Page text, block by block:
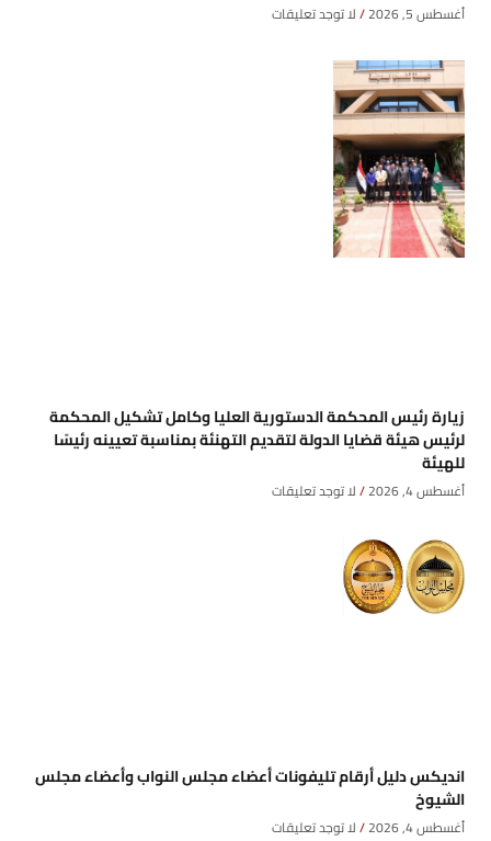
أغسطس 5, 2026 لا توجد تعليقات
زيارة رئيس المحكمة الدستورية العليا وكامل تشكيل المحكمة
لرئيس هيئة قضايا الدولة لتقديم التهنئة بمناسبة تعيينه رئيسًا
للهيئة
أغسطس 4, 2026 لا توجد تعليقات
انديكس دليل أرقام تليفونات أعضاء مجلس النواب وأعضاء مجلس
الشيوخ
أغسطس 4, 2026 لا توجد تعليقات